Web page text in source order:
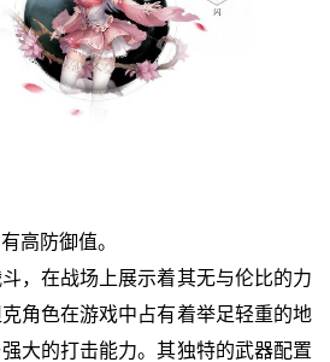
高防御值。
，在战场上展示着其无与伦比的力
角色在游戏中占有着举足轻重的地
大的打击能力。其独特的武器配置